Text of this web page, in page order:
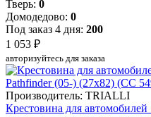
Тверь: 0
Домодедово: 0
Под заказ 4 дня: 200
1 053 ₽
авторизуйтесь для заказа
Производитель: TRIALLI
Крестовина для